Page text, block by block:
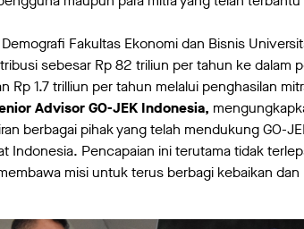
Fakultas Ekonomi dan Bisnis
sebesar Rp 82 triliun per tahun ke dalam
Rp 1.7 trilliun per tahun melalui penghasilan
Advisor GO-JEK Indonesia,
berbagai pihak yang telah mendukung GO-
Indonesia. Pencapaian ini terutama tidak
misi untuk terus berbagi kebaikan